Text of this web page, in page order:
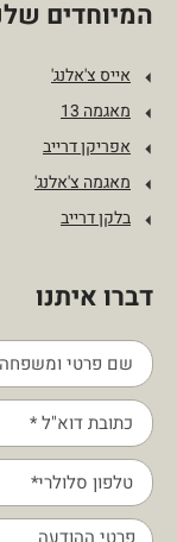
המיוחדים
אייס צ'אלנג'
מאגמה 13
אפריקן דרייב
מאגמה צ'אלנג'
בלקן דרייב
דברו איתנו